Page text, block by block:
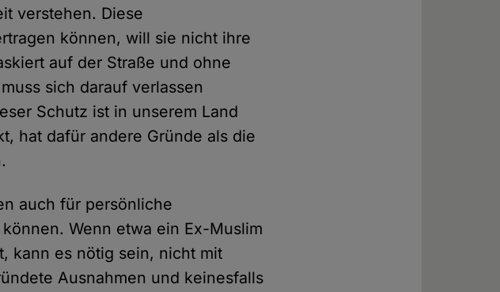
verstehen. Diese
können, will sie nicht ihre
auf der Straße und ohne
sich darauf verlassen
Schutz ist in unserem Land
hat dafür andere Gründe als die
auch für persönliche
Wenn etwa ein Ex-Muslim
kann es nötig sein, nicht mit
Ausnahmen und keinesfalls